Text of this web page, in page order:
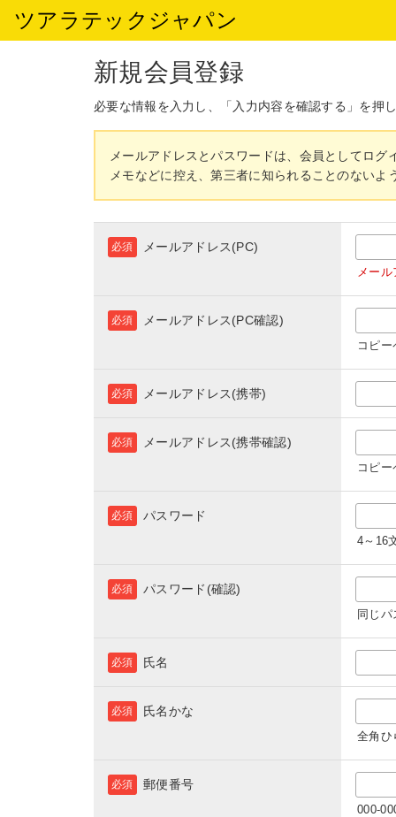
ツアラテックジャパン
新規会員登録
必要な情報を入力し、「入力内容を確認する」を押
メールアドレスとパスワードは、会員としてログ
メモなどに控え、第三者に知られることのないよ
メールアドレス(PC)
必須
メー
メールアドレス(PC確認)
必須
コピ
メールアドレス(携帯)
必須
メールアドレス(携帯確認)
必須
コピ
パスワード
必須
4～16
パスワード(確認)
必須
同じ
氏名
必須
氏名かな
必須
全角ひ
郵便番号
必須
000-